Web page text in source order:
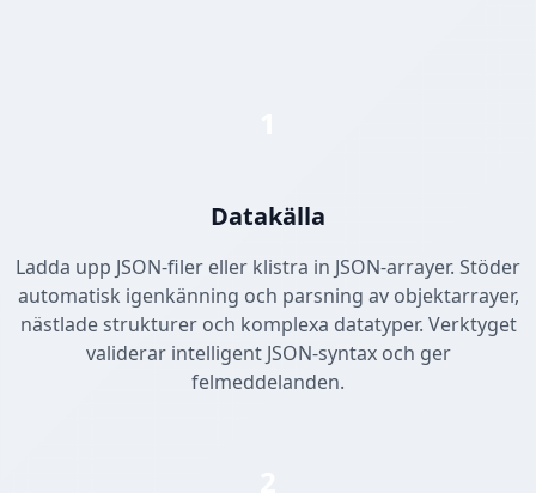
Datakälla
Ladda upp JSON-filer eller klistra in JSON-arrayer. Stöder
automatisk igenkänning och parsning av objektarrayer,
nästlade strukturer och komplexa datatyper. Verktyget
validerar intelligent JSON-syntax och ger
felmeddelanden.